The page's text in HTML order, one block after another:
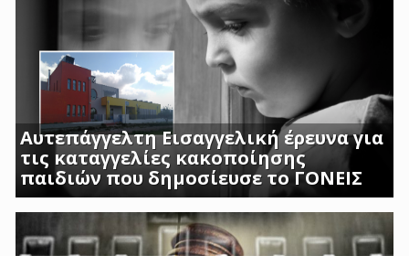
Αυτεπάγγελτη Εισαγγελική έρευνα για
τις καταγγελίες κακοποίησης
παιδιών που δημοσίευσε το ΓΟΝΕΙΣ
ΣΟΚΑΡΟΥΝ ΟΙ ΜΑΡΤΥΡΙΕΣ ΓΟΝΕΩΝ ΚΑΙ
ΠΡΟΣΩΠΙΚΟΥ ΤΟΥ Β ΒΡΕΦΙΚΟΥ ΣΤΑΘΜΟΥ
ΑΣΠΡΟΠΥΡΓΟΥ